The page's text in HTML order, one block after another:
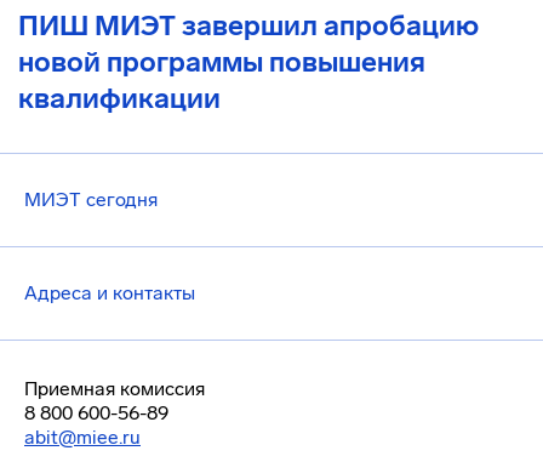
ПИШ МИЭТ завершил апробацию
новой программы повышения
квалификации
МИЭТ сегодня
Адреса и контакты
Приемная комиссия
8 800 600-56-89
abit@miee.ru